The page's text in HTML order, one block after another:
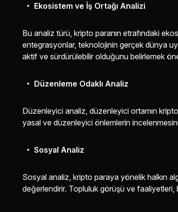
Ekosistem ve İş Ortağı Analizi
Bu analiz türü, kripto paranın etrafındaki
entegrasyonlar, teknolojinin gerçek dünya
aktif ve sürdürülebilir olduğunu belirlemek
Düzenleme Odaklı Analiz
Düzenleyici analiz, düzenleyici ortamın
yasal ve düzenleyici önlemlerin
Sosyal Analiz
Sosyal analiz, kripto paraya yönelik halkın
değerlendirir. Topluluk görüşü ve